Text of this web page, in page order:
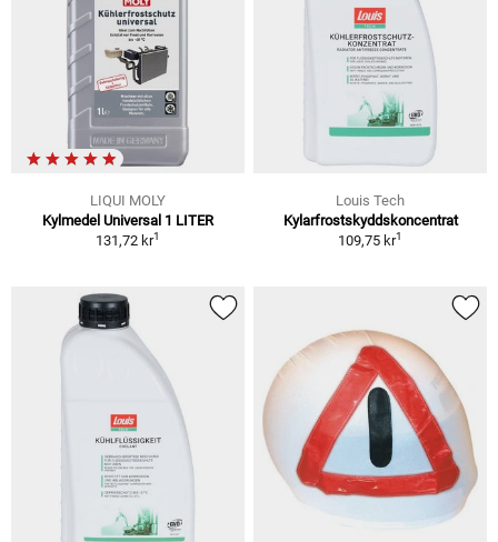
LIQUI MOLY
Kylmedel Universal 1 LITER
131,72 kr1
Louis Tech
Kylarfrostskyddskoncentrat
109,75 kr1